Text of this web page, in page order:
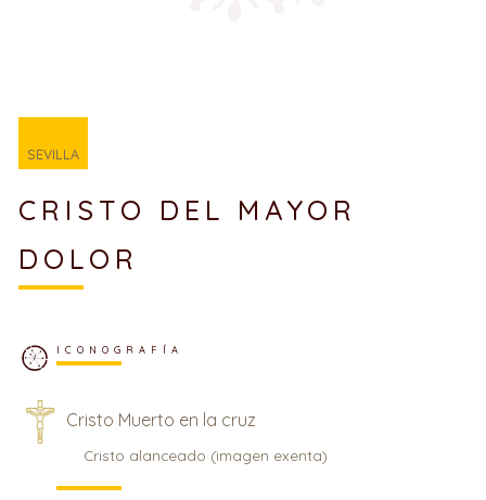
SEVILLA
CRISTO DEL MAYOR
DOLOR
ICONOGRAFÍA
Cristo Muerto en la cruz
Cristo alanceado (imagen exenta)